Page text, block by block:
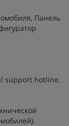
Панель
support hotline,